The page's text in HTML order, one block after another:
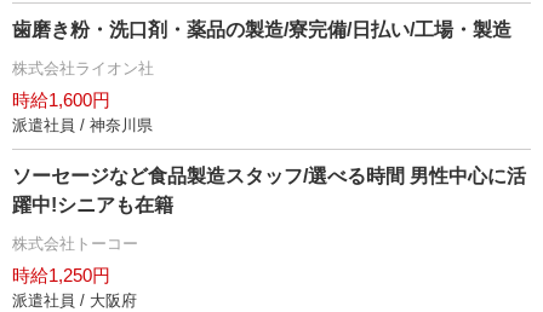
歯磨き粉・洗口剤・薬品の製造/寮完備/日払い/工場・製造
株式会社ライオン社
時給1,600円
派遣社員 / 神奈川県
ソーセージなど食品製造スタッフ/選べる時間 男性中心に活
躍中!シニアも在籍
株式会社トーコー
時給1,250円
派遣社員 / 大阪府